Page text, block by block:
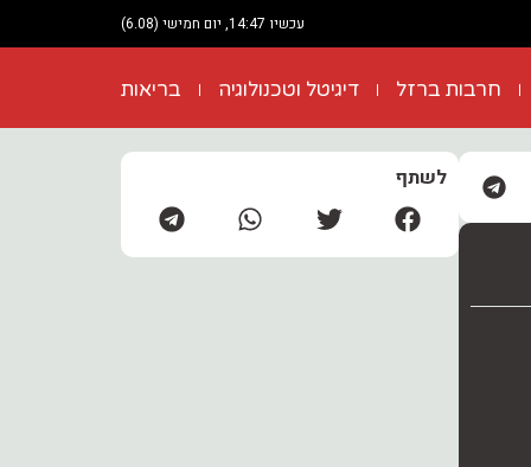
עכשיו 14:47, יום חמישי (6.08)
חרבות ברזל דיגיטל וטכנולוגיה בריאות
לשתף